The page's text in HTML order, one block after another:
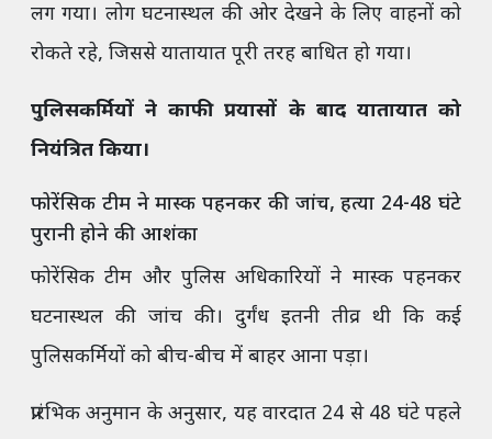
लग गया। लोग घटनास्थल की ओर देखने के लिए वाहनों को
रोकते रहे, जिससे यातायात पूरी तरह बाधित हो गया।
पुलिसकर्मियों ने काफी प्रयासों के बाद यातायात को
नियंत्रित किया।
फोरेंसिक टीम ने मास्क पहनकर की जांच, हत्या 24-48 घंटे
पुरानी होने की आशंका
फोरेंसिक टीम और पुलिस अधिकारियों ने मास्क पहनकर
घटनास्थल की जांच की। दुर्गंध इतनी तीव्र थी कि कई
पुलिसकर्मियों को बीच-बीच में बाहर आना पड़ा।
प्रारंभिक अनुमान के अनुसार, यह वारदात 24 से 48 घंटे पहले